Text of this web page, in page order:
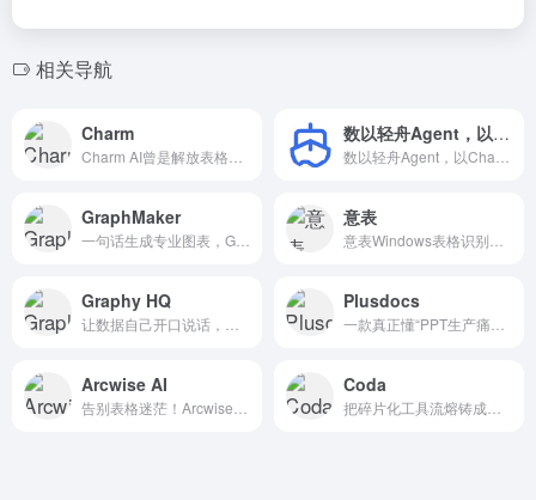
相关导航
Charm 数以轻舟Agent，以Chat方式进行Excel数据处理
GraphMaker 意表
Graphy HQ Plusdocs
Arcwise AI Coda